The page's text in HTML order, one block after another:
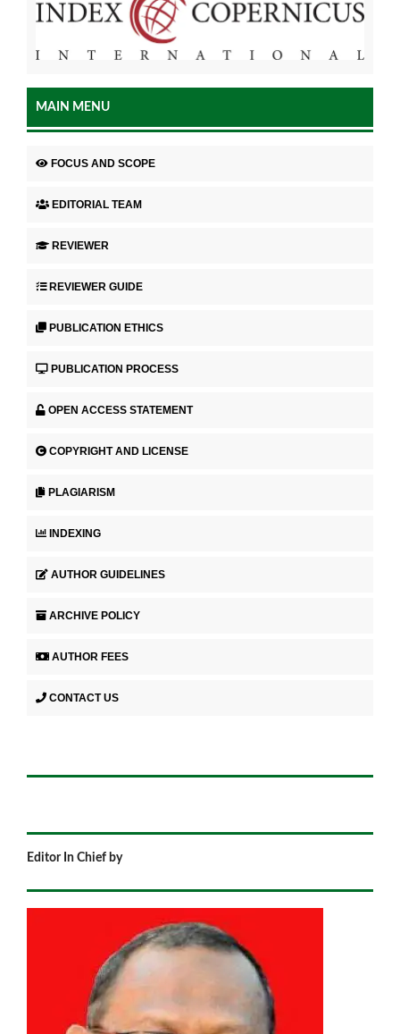
MAIN MENU
FOCUS AND SCOPE
EDITORIAL TEAM
REVIEWER
REVIEWER GUIDE
PUBLICATION ETHICS
PUBLICATION PROCESS
OPEN ACCESS STATEMENT
COPYRIGHT AND LICENSE
PLAGIARISM
INDEXING
AUTHOR GUIDELINES
ARCHIVE POLICY
AUTHOR FEES
CONTACT US
Editor In Chief by